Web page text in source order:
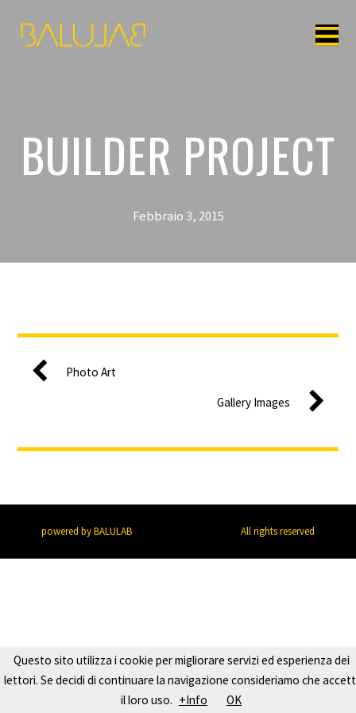
BUILDER PROJECT
Febbraio 3, 2015
Photo Art
Gallery Images
powered by BALULAB All rights reserved
Questo sito utilizza i cookie per migliorare servizi ed esperienza dei
lettori. Se decidi di continuare la navigazione consideriamo che
il loro uso. +Info OK